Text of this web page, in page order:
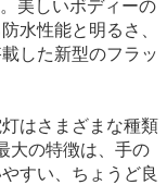
美しいボディーの
水性能と明るさ、
した新型のフラッ
はさまざまな種類
大の特徴は、手の
すい、ちょうど良